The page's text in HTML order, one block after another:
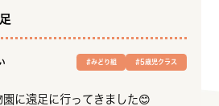
#みどり組 #5歳児クラス
に遠足に行ってきました😊